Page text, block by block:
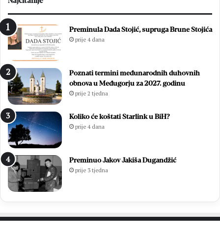
Preminula Dada Stojić, supruga Brune Stojića
prije 4 dana
Poznati termini međunarodnih duhovnih
obnova u Međugorju za 2027. godinu
prije 2 tjedna
Koliko će koštati Starlink u BiH?
prije 4 dana
Preminuo Jakov Jakiša Dugandžić
prije 3 tjedna